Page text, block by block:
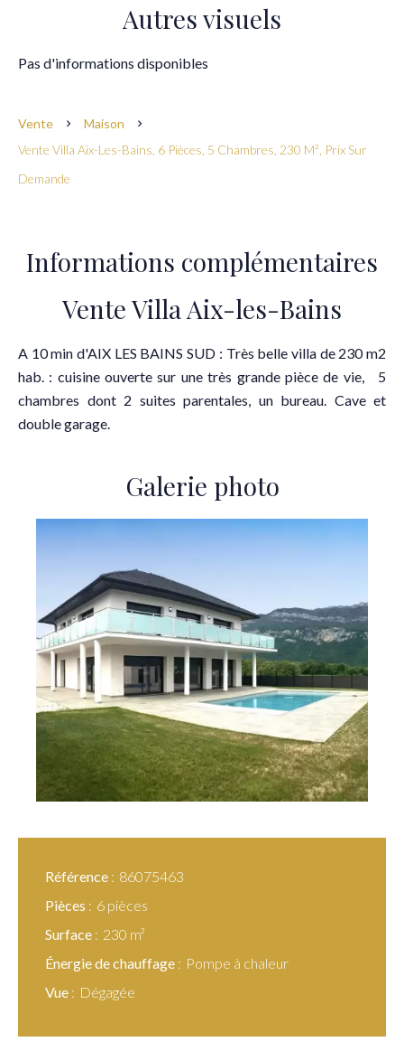
Autres visuels
Pas d'informations disponibles
Vente
Maison
Vente Villa Aix-Les-Bains, 6 Pièces, 5 Chambres, 230 M², Prix Sur
Demande
Informations complémentaires
Vente Villa Aix-les-Bains
A 10 min d'AIX LES BAINS SUD : Très belle villa de 230 m2
hab. : cuisine ouverte sur une très grande pièce de vie, 5
chambres dont 2 suites parentales, un bureau. Cave et
double garage.
Galerie photo
Référence
86075463
Pièces
6 pièces
Surface
230 m²
Énergie de chauffage
Pompe à chaleur
Vue
Dégagée